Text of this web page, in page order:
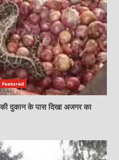
Featured
दुकान के पास दिखा अजगर का